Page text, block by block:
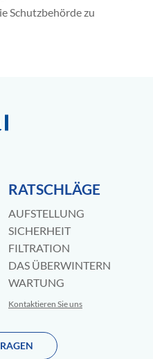
Schutzbehörde zu
RATSCHLÄGE
AUFSTELLUNG
SICHERHEIT
FILTRATION
DAS ÜBERWINTERN
WARTUNG
Kontaktieren Sie uns